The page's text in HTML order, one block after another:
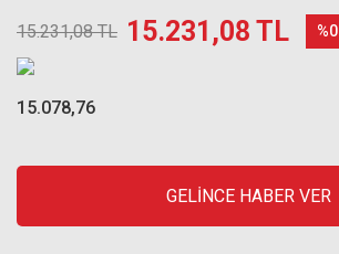
15.231,08 TL 15.231,08 TL %0
15.078,76
GELİNCE HABER VER